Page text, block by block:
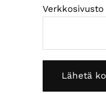
Verkkosivusto